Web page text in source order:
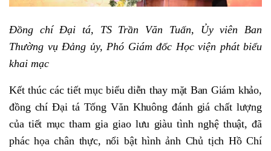
Đồng chí Đại tá, TS Trần Văn Tuấn, Ủy viên Ban
Thường vụ Đảng ủy, Phó Giám đốc Học viện phát biểu
khai mạc
Kết thúc các tiết mục biểu diễn thay mặt Ban Giám khảo,
đồng chí Đại tá Tống Văn Khuông đánh giá chất lượng
của tiết mục tham gia giao lưu giàu tình nghệ thuật, đã
phác họa chân thực, nổi bật hình ảnh Chủ tịch Hồ Chí